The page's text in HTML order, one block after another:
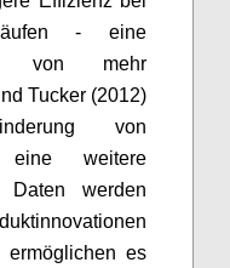
- eine
von mehr
Tucker (2012)
von
eine weitere
Daten werden
ermöglichen es